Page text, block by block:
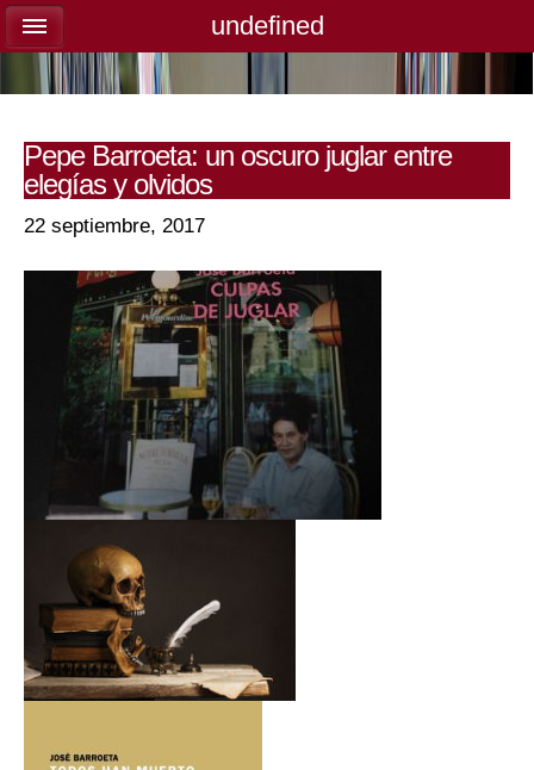
Pepe Barroeta: un oscuro juglar entre
elegías y olvidos
22 septiembre, 2017
undefined
undefined